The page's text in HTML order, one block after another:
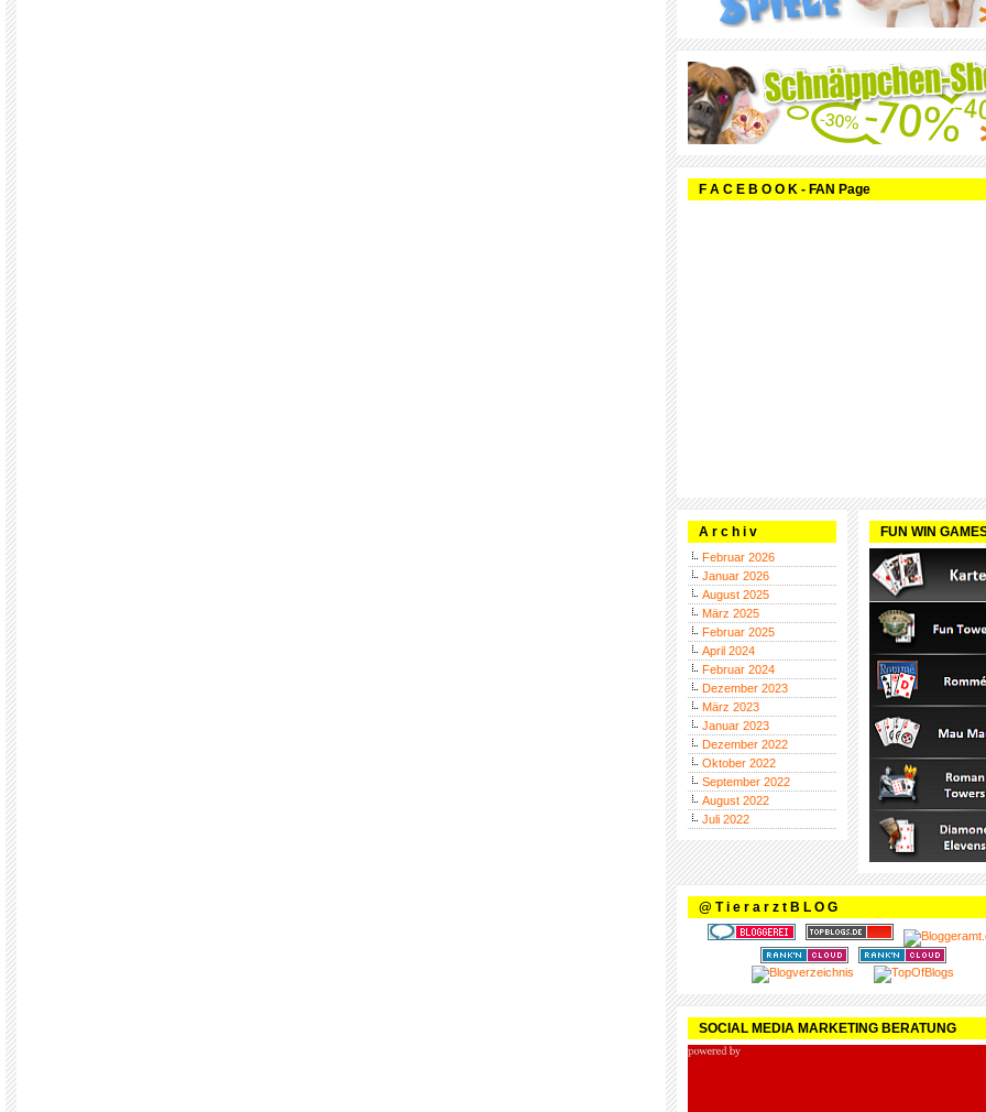
F A C E B O O K - FAN Page
A r c h i v
Februar 2026
Januar 2026
August 2025
März 2025
Februar 2025
April 2024
Februar 2024
Dezember 2023
März 2023
Januar 2023
Dezember 2022
Oktober 2022
September 2022
August 2022
Juli 2022
FUN WIN
@ T i e r a r z t B L O G
SOCIAL MEDIA MARKETING BERATUNG